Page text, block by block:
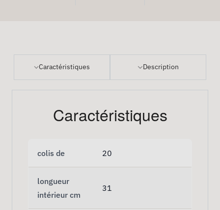
Caractéristiques Description
Caractéristiques
colis de 20
longueur
intérieur cm
31